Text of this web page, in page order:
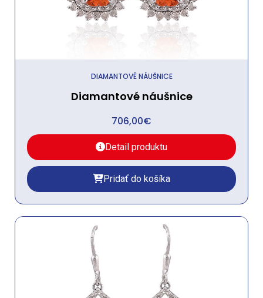
DIAMANTOVÉ NÁUŠNICE
Diamantové náušnice
706,00€
Detail produktu
Pridať do košíka